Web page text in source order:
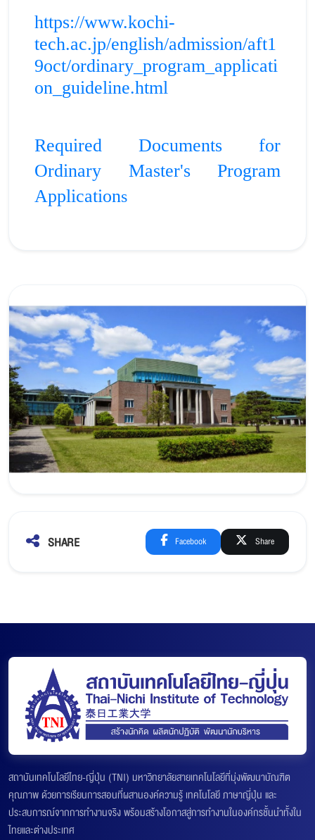
https://www.kochi-
tech.ac.jp/english/admission/aft1
9oct/ordinary_program_applicati
on_guideline.html
Required Documents for
Ordinary Master's Program
Applications
SHARE Facebook Share
สถาบันเทคโนโลยีไทย-ญี่ปุ่น (TNI) มหาวิทยาลัยสายเทคโนโลยีที่มุ่งพัฒนาบัณฑิต
คุณภาพ ด้วยการเรียนการสอนที่ผสานองค์ความรู้ เทคโนโลยี ภาษาญี่ปุ่น และ
ประสบการณ์จากการทำงานจริง พร้อมสร้างโอกาสสู่การทำงานในองค์กรชั้นนำทั้งใน
ไทยและต่างประเทศ